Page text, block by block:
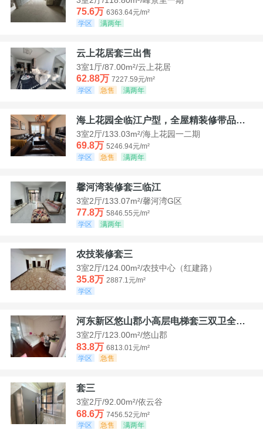
75.6万 6363.64元/m²
学区
满两年
云上花居套三出售
3室1厅/87.00m²/云上花居
62.88万 7227.59元/m²
学区
急售 满两年
海上花园全临江户型，全屋精装修带品牌家具家电，诚意出售！
3室2厅/133.03m²/海上花园一二期
69.8万 5246.94元/m²
学区
急售 满两年
馨河湾装修套三临江
3室2厅/133.07m²/馨河湾G区
77.8万 5846.55元/m²
学区
满两年
农技装修套三
3室2厅/124.00m²/农技中心（红建路）
35.8万 2887.1元/m²
学区
河东新区悠山郡小高层电梯套三双卫全装带家具家电
3室2厅/123.00m²/悠山郡
83.8万 6813.01元/m²
学区
急售
套三
3室2厅/92.00m²/依云谷
68.6万 7456.52元/m²
学区
急售 满两年